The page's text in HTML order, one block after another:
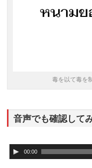
毒を以て毒を
音声でも確認して
音
声
00:00